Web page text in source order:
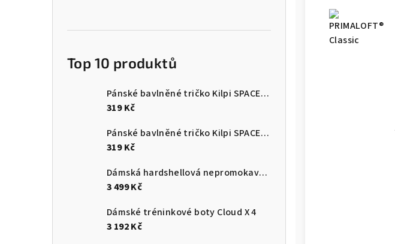
Top 10 produktů
Pánské bavlněné tričko Kilpi SPACER-M
319 Kč
Pánské bavlněné tričko Kilpi SPACER-M
319 Kč
Dámská hardshellová nepromokavá bunda Kilpi MAMBA-W
3 499 Kč
Dámské tréninkové boty Cloud X 4
3 192 Kč